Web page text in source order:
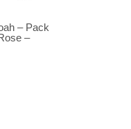
– Pack
–